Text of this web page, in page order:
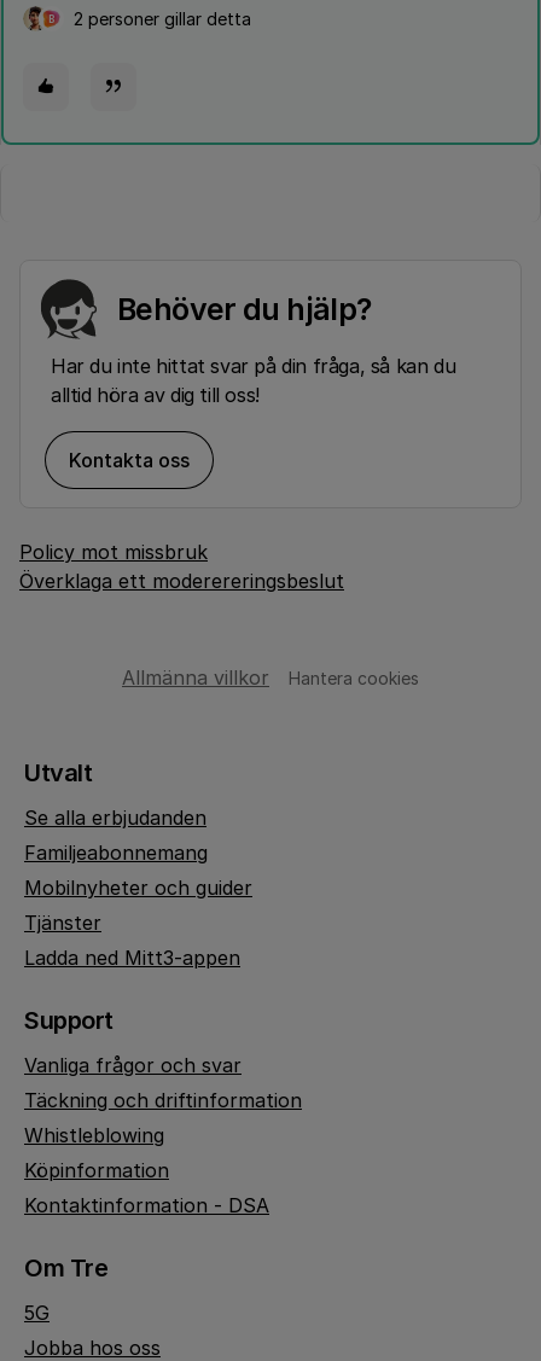
B 2 personer gillar detta
Behöver du hjälp?
Har du inte hittat svar på din fråga, så kan du
alltid höra av dig till oss!
Kontakta oss
Policy mot missbruk
Överklaga ett moderereringsbeslut
Allmänna villkor Hantera cookies
Utvalt
Se alla erbjudanden
Familjeabonnemang
Mobilnyheter och guider
Tjänster
Ladda ned Mitt3-appen
Support
Vanliga frågor och svar
Täckning och driftinformation
Whistleblowing
Köpinformation
Kontaktinformation - DSA
Om Tre
5G
Jobba hos oss